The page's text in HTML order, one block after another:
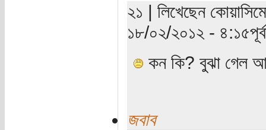
২১ | লিখেছেন
১৮/০২/২০১২ -
কন কি? বুঝা গেল
জবাব